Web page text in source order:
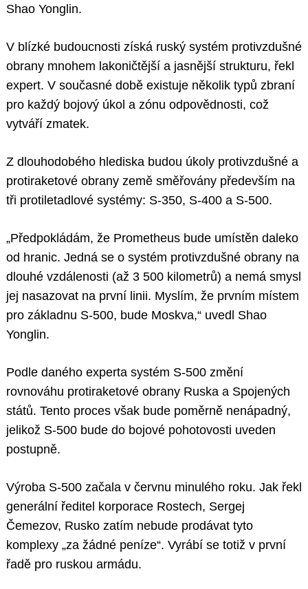
Shao Yonglin.
V blízké budoucnosti získá ruský systém protivzdušné
obrany mnohem lakoničtější a jasnější strukturu, řekl
expert. V současné době existuje několik typů zbraní
pro každý bojový úkol a zónu odpovědnosti, což
vytváří zmatek.
Z dlouhodobého hlediska budou úkoly protivzdušné a
protiraketové obrany země směřovány především na
tři protiletadlové systémy: S-350, S-400 a S-500.
„Předpokládám, že Prometheus bude umístěn daleko
od hranic. Jedná se o systém protivzdušné obrany na
dlouhé vzdálenosti (až 3 500 kilometrů) a nemá smysl
jej nasazovat na první linii. Myslím, že prvním místem
pro základnu S-500, bude Moskva,“ uvedl Shao
Yonglin.
Podle daného experta systém S-500 změní
rovnováhu protiraketové obrany Ruska a Spojených
států. Tento proces však bude poměrně nenápadný,
jelikož S-500 bude do bojové pohotovosti uveden
postupně.
Výroba S-500 začala v červnu minulého roku. Jak řekl
generální ředitel korporace Rostech, Sergej
Čemezov, Rusko zatím nebude prodávat tyto
komplexy „za žádné peníze“. Vyrábí se totiž v první
řadě pro ruskou armádu.